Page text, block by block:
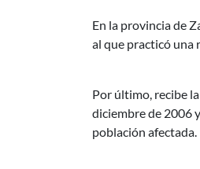
En la provincia de
al que practicó una
Por último, recibe
diciembre de 2006
población afectada.